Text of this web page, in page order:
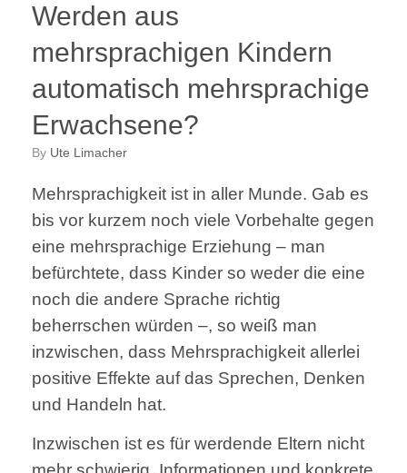
Werden aus
mehrsprachigen Kindern
automatisch mehrsprachige
Erwachsene?
by Ute Limacher
Mehrsprachigkeit ist in aller Munde. Gab es
bis vor kurzem noch viele Vorbehalte gegen
eine mehrsprachige Erziehung – man
befürchtete, dass Kinder so weder die eine
noch die andere Sprache richtig
beherrschen würden –, so weiß man
inzwischen, dass Mehrsprachigkeit allerlei
positive Effekte auf das Sprechen, Denken
und Handeln hat.
Inzwischen ist es für werdende Eltern nicht